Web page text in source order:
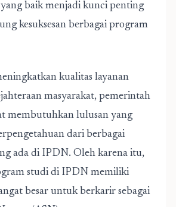
baik menjadi kunci penting
kesuksesan berbagai program
kualitas layanan
masyarakat, pemerintah
membutuhkan lulusan yang
dari berbagai
ada di IPDN. Oleh karena itu,
studi di IPDN memiliki
besar untuk berkarir sebagai